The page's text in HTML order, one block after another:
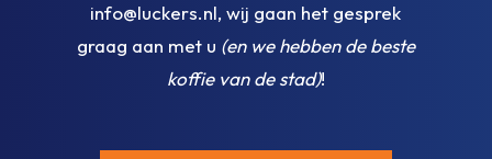
info@luckers.nl, wij gaan het gesprek
graag aan met u (en we hebben de beste
koffie van de stad)!